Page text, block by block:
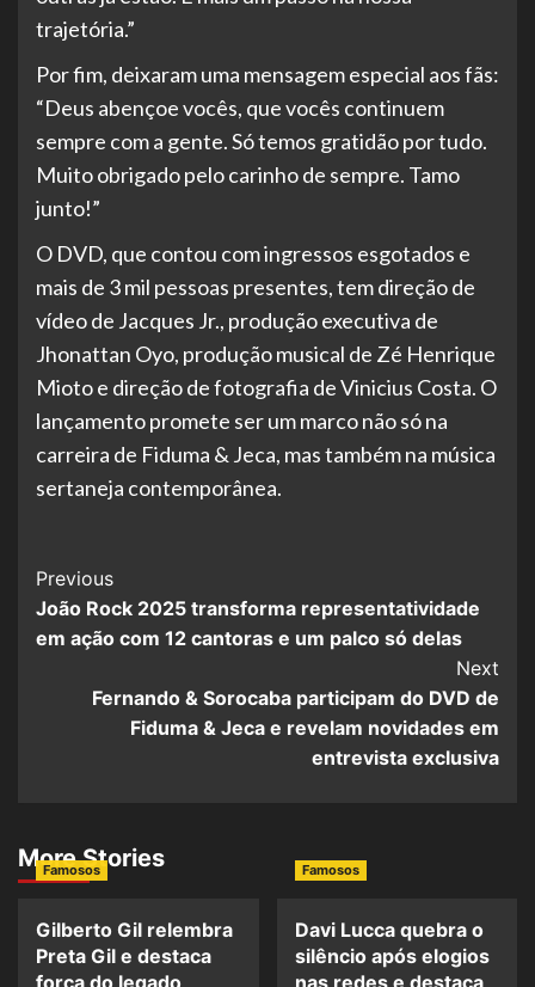
trajetória.”
Por fim, deixaram uma mensagem especial aos fãs:
“Deus abençoe vocês, que vocês continuem
sempre com a gente. Só temos gratidão por tudo.
Muito obrigado pelo carinho de sempre. Tamo
junto!”
O DVD, que contou com ingressos esgotados e
mais de 3 mil pessoas presentes, tem direção de
vídeo de Jacques Jr., produção executiva de
Jhonattan Oyo, produção musical de Zé Henrique
Mioto e direção de fotografia de Vinicius Costa. O
lançamento promete ser um marco não só na
carreira de Fiduma & Jeca, mas também na música
sertaneja contemporânea.
Post
Navigation
Previous
João Rock 2025 transforma representatividade
em ação com 12 cantoras e um palco só delas
Next
Fernando & Sorocaba participam do DVD de
Fiduma & Jeca e revelam novidades em
entrevista exclusiva
More Stories
Famosos
Gilberto Gil relembra
Preta Gil e destaca
Famosos
Davi Lucca quebra o
silêncio após elogios